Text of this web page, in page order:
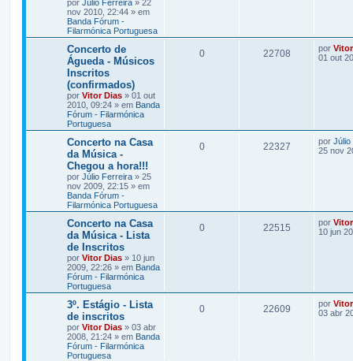
por Júlio Ferreira » 22
nov 2010, 22:44 » em
Banda Fórum -
Filarmónica Portuguesa
Concerto de
Águeda - Músicos
Inscritos
(confirmados)
por Vitor Dias » 01 out
2010, 09:24 » em Banda
Fórum - Filarmónica
Portuguesa
0 22708 por
01 out
Concerto na Casa
da Música -
Chegou a hora!!!
por Júlio Ferreira » 25
nov 2009, 22:15 » em
Banda Fórum -
Filarmónica Portuguesa
0 22327 por Júlio
25 nov
Concerto na Casa
da Música - Lista
de Inscritos
por Vitor Dias » 10 jun
2009, 22:26 » em Banda
Fórum - Filarmónica
Portuguesa
0 22515 por
10 jun
3º. Estágio - Lista
de inscritos
por Vitor Dias » 03 abr
2008, 21:24 » em Banda
Fórum - Filarmónica
Portuguesa
0 22609 por
03 abr